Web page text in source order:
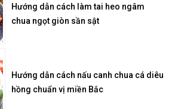
Hướng dẫn cách làm tai heo ngâm
chua ngọt giòn sần sật
Hướng dẫn cách nấu canh chua cá diêu
hồng chuẩn vị miền Bắc